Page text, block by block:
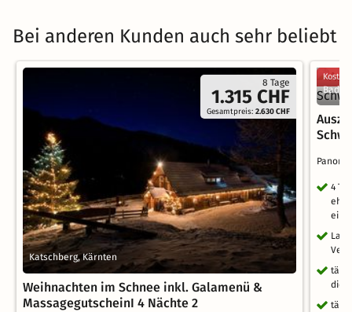
Bei anderen Kunden auch sehr beliebt
8 Tage
1.315 CHF
Gesamtpreis:2.630 CHF
Katschberg, Kärnten
Weihnachten im Schnee inkl. Galamenü &
MassagegutscheinI 4 Nächte 2
Bad
4
Late
die